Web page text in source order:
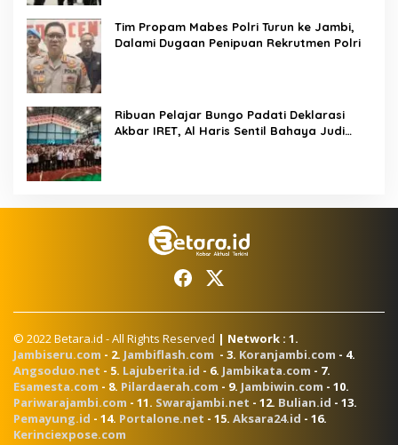
Tim Propam Mabes Polri Turun ke Jambi,
Dalami Dugaan Penipuan Rekrutmen Polri
Ribuan Pelajar Bungo Padati Deklarasi
Akbar IRET, Al Haris Sentil Bahaya Judi
© 2022 Betara.id - All Rights Reserved | Network : 1.
Jambiseru.com - 2. Jambiflash.com - 3. Koranjambi.com - 4.
Angsoduo.net - 5. Lajuberita.id - 6. Jambikata.com - 7.
Esamesta.com - 8. Pilardaerah.com - 9. Jambiwin.com - 10.
Pariwarajambi.com - 11. Swarajambi.net - 12. Bulian.id - 13.
Pemayung.id - 14. Portalone.net - 15. Aksara24.id - 16.
Kerinciexpose.com